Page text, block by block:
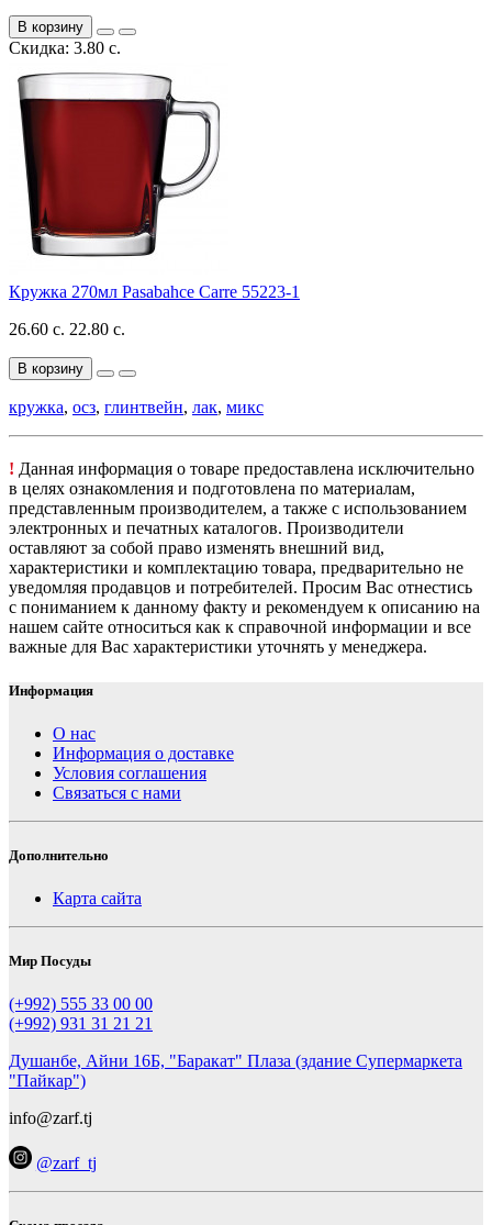
В корзину
Скидка: 3.80 с.
Кружка 270мл Pasabahce Carre 55223-1
26.60 с. 22.80 с.
В корзину
кружка, осз, глинтвейн, лак, микс
! Данная информация о товаре предоставлена исключительно
в целях ознакомления и подготовлена по материалам,
представленным производителем, а также с использованием
электронных и печатных каталогов. Производители
оставляют за собой право изменять внешний вид,
характеристики и комплектацию товара, предварительно не
уведомляя продавцов и потребителей. Просим Вас отнестись
с пониманием к данному факту и рекомендуем к описанию на
нашем сайте относиться как к справочной информации и все
важные для Вас характеристики уточнять у менеджера.
Информация
О нас
Информация о доставке
Условия соглашения
Связаться с нами
Дополнительно
Карта сайта
Мир Посуды
(+992) 555 33 00 00
(+992) 931 31 21 21
Душанбе, Айни 16Б, "Баракат" Плаза (здание Супермаркета
"Пайкар")
info@zarf.tj
@zarf_tj